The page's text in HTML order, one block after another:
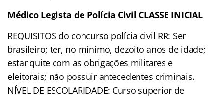
Médico Legista de Polícia Civil CLASSE INICIAL
REQUISITOS do concurso polícia civil RR: Ser
brasileiro; ter, no mínimo, dezoito anos de idade;
estar quite com as obrigações militares e
eleitorais; não possuir antecedentes criminais.
NÍVEL DE ESCOLARIDADE: Curso superior de